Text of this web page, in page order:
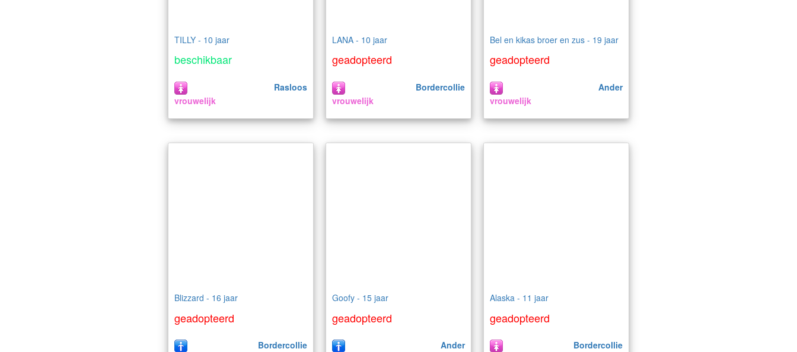
TILLY - 10 jaar
beschikbaar
vrouwelijk
Rasloos
LANA - 10 jaar
geadopteerd
vrouwelijk
Bordercollie
Bel en kikas broer en zus - 19 jaar
geadopteerd
vrouwelijk
Ander
Blizzard - 16 jaar
geadopteerd
Bordercollie
Goofy - 15 jaar
geadopteerd
Ander
Alaska - 11 jaar
geadopteerd
Bordercollie